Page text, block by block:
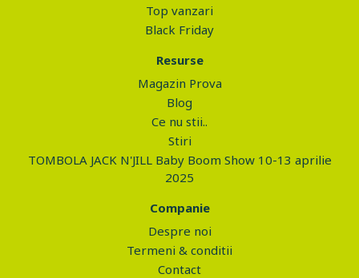
Top vanzari
Black Friday
Resurse
Magazin Prova
Blog
Ce nu stii..
Stiri
TOMBOLA JACK N'JILL Baby Boom Show 10-13 aprilie
2025
Companie
Despre noi
Termeni & conditii
Contact